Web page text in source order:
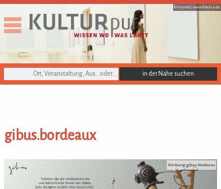
© monet /www.fotolia.de
KULTURpur Suche
gibus.bordeaux
gibus.bordeaux Werbung: gibus.bordeaux